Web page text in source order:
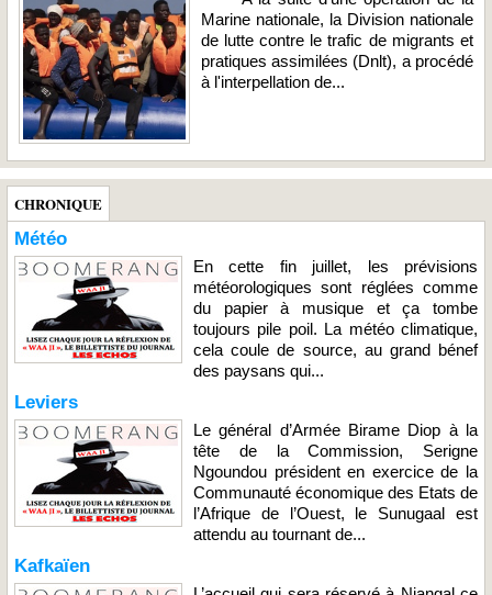
Marine nationale, la Division nationale
de lutte contre le trafic de migrants et
pratiques assimilées (Dnlt), a procédé
à l'interpellation de...
CHRONIQUE
Météo
En cette fin juillet, les prévisions
météorologiques sont réglées comme
du papier à musique et ça tombe
toujours pile poil. La météo climatique,
cela coule de source, au grand bénef
des paysans qui...
Leviers
Le général d’Armée Birame Diop à la
tête de la Commission, Serigne
Ngoundou président en exercice de la
Communauté économique des Etats de
l’Afrique de l’Ouest, le Sunugaal est
attendu au tournant de...
Kafkaïen